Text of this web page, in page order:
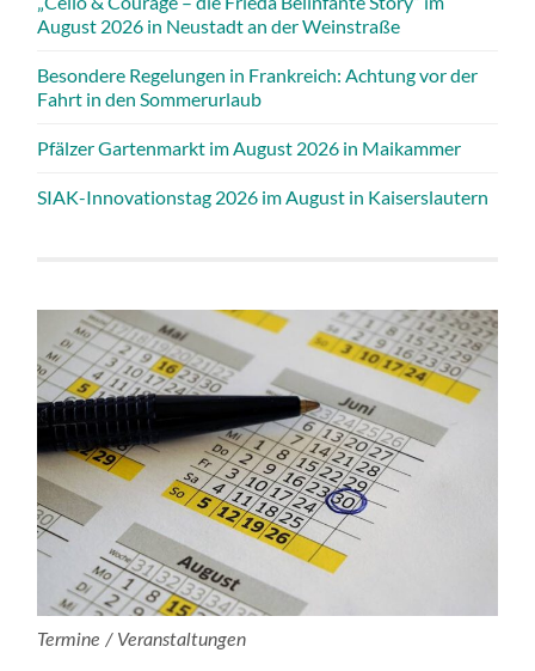
August 2026 in Neustadt an der Weinstraße
Besondere Regelungen in Frankreich: Achtung vor der
Fahrt in den Sommerurlaub
Pfälzer Gartenmarkt im August 2026 in Maikammer
SIAK-Innovationstag 2026 im August in Kaiserslautern
Termine / Veranstaltungen